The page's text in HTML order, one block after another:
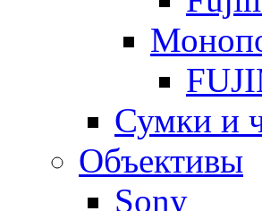
Сумки и
Объективы
Sony